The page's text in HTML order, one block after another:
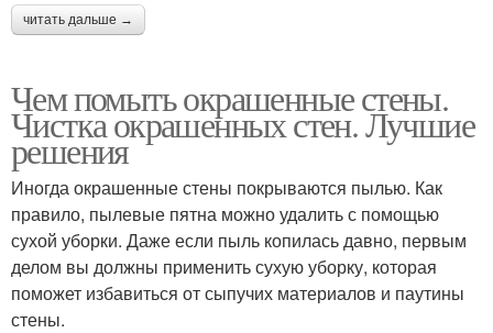
читать дальше →
Чем помыть окрашенные стены.
Чистка окрашенных стен. Лучшие
решения
Иногда окрашенные стены покрываются пылью. Как
правило, пылевые пятна можно удалить с помощью
сухой уборки. Даже если пыль копилась давно, первым
делом вы должны применить сухую уборку, которая
поможет избавиться от сыпучих материалов и паутины
стены.